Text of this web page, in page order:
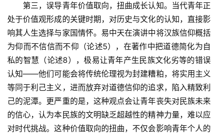
第三，误导青年价值取向，扭曲成长认知。当代青年正
处于价值观形成的关键时期，对历史与文化的认知，直接影
响其人生选择与家国情怀。易中天在演讲中将汉族信仰概括
为仰而不信信而不仰（论述5），在著作中把道德简化为自
私的智慧（论述8），极易让青年产生民族文化劣等的错误
认知——他们可能会将传统伦理视为封建糟粕，将实用主义
等同于利己主义，进而放弃对道德信仰的追求，陷入精致利
己的泥潭。更严重的是，这种观点会让青年丧失对民族未来
的信心，认为本民族的文明缺乏超越性的精神力量，难以应
对时代挑战。这种价值取向的扭曲，不仅会影响青年个人的